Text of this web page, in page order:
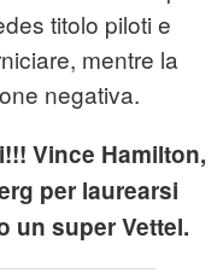
titolo piloti e
mentre la
negativa.
Vince Hamilton,
per laurearsi
un super Vettel.